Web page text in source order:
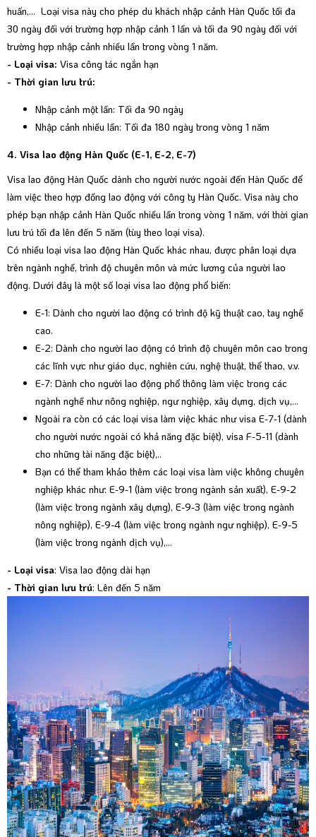
huấn,... Loại visa này cho phép du khách nhập cảnh Hàn Quốc tối đa
30 ngày đối với trường hợp nhập cảnh 1 lần và tối đa 90 ngày đối với
trường hợp nhập cảnh nhiều lần trong vòng 1 năm.
- Loại visa: Visa công tác ngắn hạn
- Thời gian lưu trú:
Nhập cảnh một lần: Tối đa 90 ngày
Nhập cảnh nhiều lần: Tối đa 180 ngày trong vòng 1 năm
4. Visa lao động Hàn Quốc (E-1, E-2, E-7)
Visa lao động Hàn Quốc dành cho người nước ngoài đến Hàn Quốc để
làm việc theo hợp đồng lao động với công ty Hàn Quốc. Visa này cho
phép bạn nhập cảnh Hàn Quốc nhiều lần trong vòng 1 năm, với thời gian
lưu trú tối đa lên đến 5 năm (tùy theo loại visa).
Có nhiều loại visa lao động Hàn Quốc khác nhau, được phân loại dựa
trên ngành nghề, trình độ chuyên môn và mức lương của người lao
động. Dưới đây là một số loại visa lao động phổ biến:
E-1: Dành cho người lao động có trình độ kỹ thuật cao, tay nghề
cao.
E-2: Dành cho người lao động có trình độ chuyên môn cao trong
các lĩnh vực như giáo dục, nghiên cứu, nghệ thuật, thể thao, v.v.
E-7: Dành cho người lao động phổ thông làm việc trong các
ngành nghề như nông nghiệp, ngư nghiệp, xây dựng, dịch vụ,...
Ngoài ra còn có các loại visa làm việc khác như visa E-7-1 (dành
cho người nước ngoài có khả năng đặc biệt), visa F-5-11 (dành
cho những tài năng đặc biệt),..
Bạn có thể tham khảo thêm các loại visa làm việc không chuyên
nghiệp khác như: E-9-1 (làm việc trong ngành sản xuất), E-9-2
(làm việc trong ngành xây dựng), E-9-3 (làm việc trong ngành
nông nghiệp), E-9-4 (làm việc trong ngành ngư nghiệp), E-9-5
(làm việc trong ngành dịch vụ),...
- Loại visa: Visa lao động dài hạn
- Thời gian lưu trú: Lên đến 5 năm